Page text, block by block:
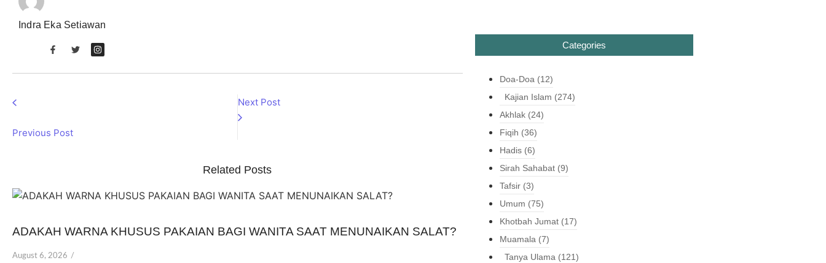
Indra Eka Setiawan
Previous Post
Next Post
Related Posts
ADAKAH WARNA KHUSUS PAKAIAN BAGI WANITA SAAT MENUNAIKAN SALAT?
August 6, 2026 /
Categories
Doa-Doa (12)
Kajian Islam (274)
Akhlak(24)
Fiqih (36)
Hadis(6)
Sirah Sahabat(9)
Tafsir(3)
Umum (75)
Khotbah Jumat(17)
Muamala (7)
Tanya Ulama (121)